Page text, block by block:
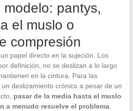
modelo: pantys,
el muslo o
compresión
papel directo en la sujeción. Los
definición, no se deslizan a lo largo
en la cintura. Para las
deslizamiento crónico a pesar de un
pasar de la media hasta el muslo
a menudo resuelve el problema.